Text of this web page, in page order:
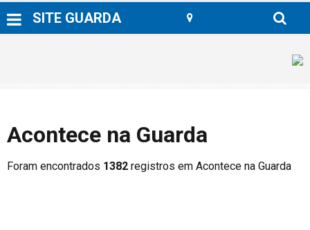
SITE GUARDA
Acontece na Guarda
Foram encontrados 1382 registros em Acontece na Guarda